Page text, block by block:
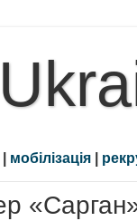
| мобілізація |